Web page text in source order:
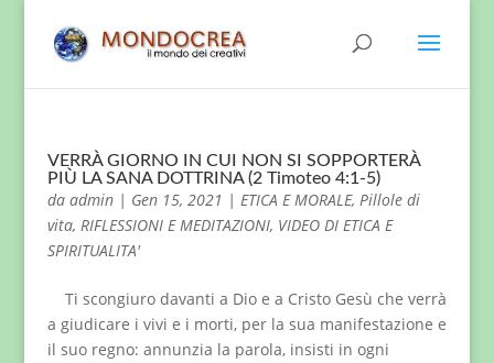
VERRÀ GIORNO IN CUI NON SI SOPPORTERÀ
PIÙ LA SANA DOTTRINA (2 Timoteo 4:1-5)
da admin| Gen 15, 2021 | ETICA E MORALE, Pillole di
vita, RIFLESSIONI E MEDITAZIONI, VIDEO DI ETICA E
SPIRITUALITA'
Ti scongiuro davanti a Dio e a Cristo Gesù che verrà
a giudicare i vivi e i morti, per la sua manifestazione e
il suo regno: annunzia la parola, insisti in ogni